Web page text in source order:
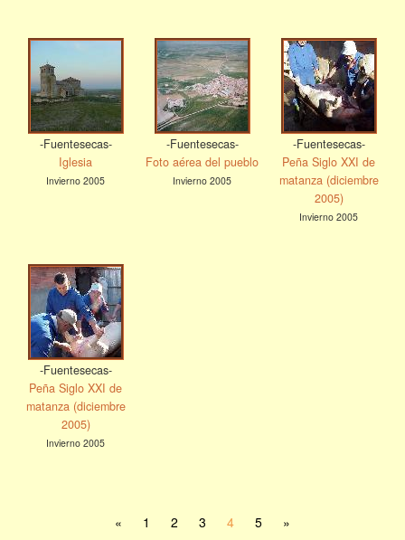
-Fuentesecas-
Iglesia
Invierno 2005
-Fuentesecas-
Foto aérea del pueblo
Invierno 2005
-Fuentesecas-
Peña Siglo XXI de
matanza (diciembre
2005)
Invierno 2005
-Fuentesecas-
Peña Siglo XXI de
matanza (diciembre
2005)
Invierno 2005
« 1 2 3 4 5 »